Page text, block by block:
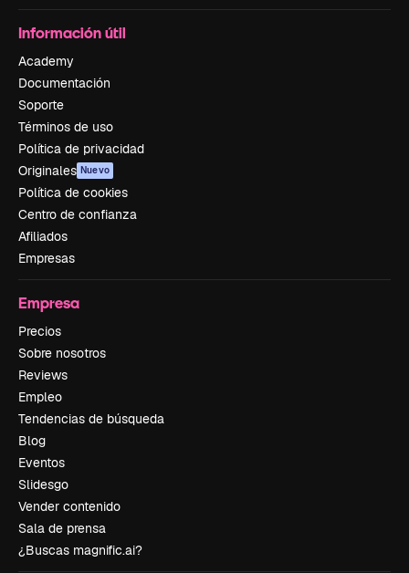
Información útil
Academy
Documentación
Soporte
Términos de uso
Política de privacidad
Originales Nuevo
Política de cookies
Centro de confianza
Afiliados
Empresas
Empresa
Precios
Sobre nosotros
Reviews
Empleo
Tendencias de búsqueda
Blog
Eventos
Slidesgo
Vender contenido
Sala de prensa
¿Buscas magnific.ai?